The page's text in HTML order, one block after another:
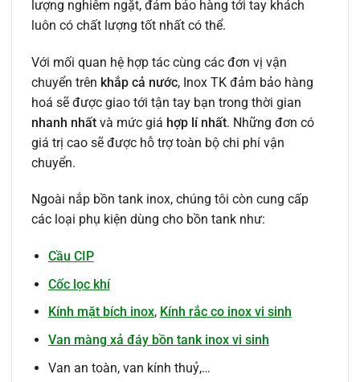
lượng nghiêm ngặt, đảm bảo hàng tới tay khách
luôn có chất lượng tốt nhất có thể.
Với mối quan hệ hợp tác cùng các đơn vị vận
chuyển trên khắp cả nước, Inox TK đảm bảo hàng
hoá sẽ được giao tới tận tay bạn trong thời gian
nhanh nhất và mức giá hợp lí nhất. Những đơn có
giá trị cao sẽ được hỗ trợ toàn bộ chi phí vận
chuyển.
Ngoài nắp bồn tank inox, chúng tôi còn cung cấp
các loại phụ kiện dùng cho bồn tank như:
Cầu CIP
Cốc lọc khí
Kính mặt bích inox, Kính rắc co inox vi sinh
Van màng xả đáy bồn tank inox vi sinh
Van an toàn, van kính thuỷ,…